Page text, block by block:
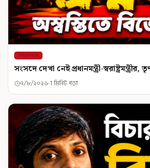
শিরোনাম
সংসদে দেখা নেই প্রধানমন্ত্রী-
৭/৮/২০২৬ 1 মিনিট পড়া